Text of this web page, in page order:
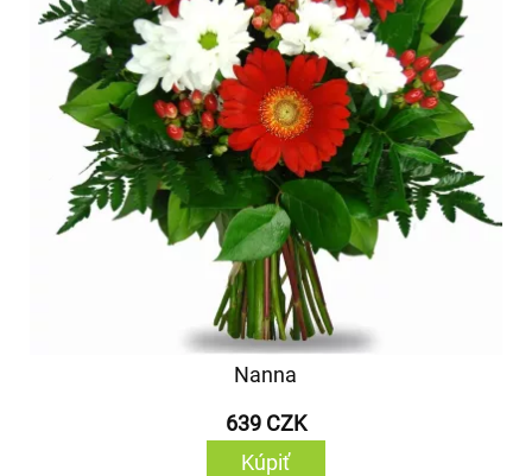
Nanna
639 CZK
Kúpiť